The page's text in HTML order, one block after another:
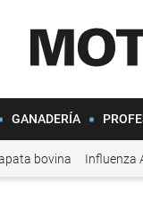
GANADERÍA
bovina Influenza